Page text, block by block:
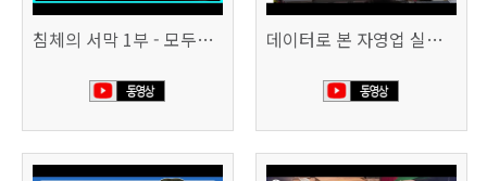
침체의 서막 1부 - 모두가 가난해진다 | 시사직격 신년특집 데이터로 본 자영업 실태 - 매출 '뚝', 장수 업소도 '휘청'